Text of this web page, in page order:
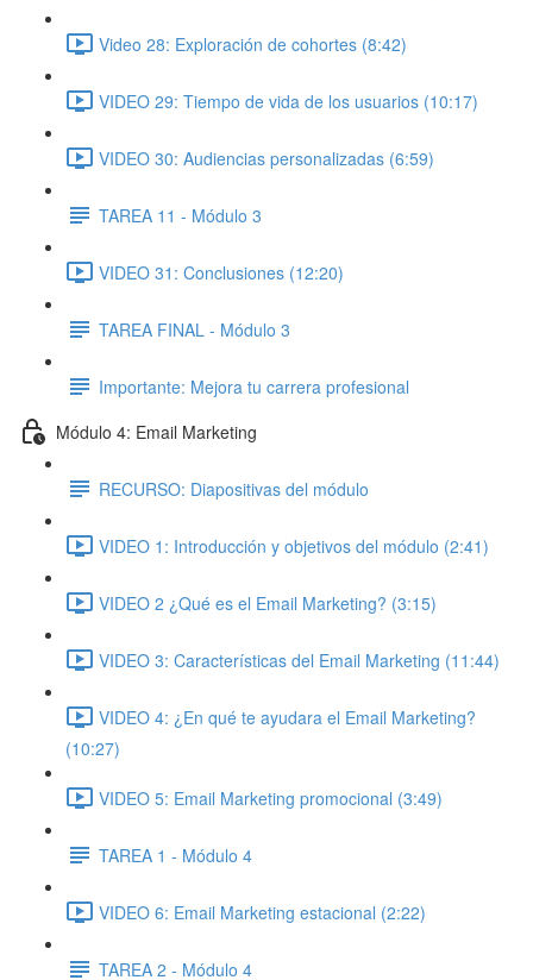
Video 28: Exploración de cohortes (8:42)
VIDEO 29: Tiempo de vida de los usuarios (10:17)
VIDEO 30: Audiencias personalizadas (6:59)
TAREA 11 - Módulo 3
VIDEO 31: Conclusiones (12:20)
TAREA FINAL - Módulo 3
Importante: Mejora tu carrera profesional
Módulo 4: Email Marketing
RECURSO: Diapositivas del módulo
VIDEO 1: Introducción y objetivos del módulo (2:41)
VIDEO 2 ¿Qué es el Email Marketing? (3:15)
VIDEO 3: Características del Email Marketing (11:44)
VIDEO 4: ¿En qué te ayudara el Email Marketing?
(10:27)
VIDEO 5: Email Marketing promocional (3:49)
TAREA 1 - Módulo 4
VIDEO 6: Email Marketing estacional (2:22)
TAREA 2 - Módulo 4